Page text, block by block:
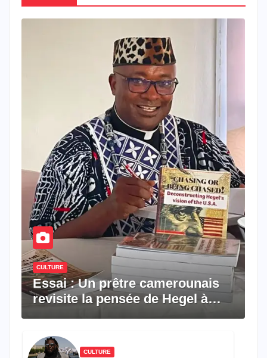
CULTURE
Essai : Un prêtre camerounais
revisite la pensée de Hegel à
CULTURE